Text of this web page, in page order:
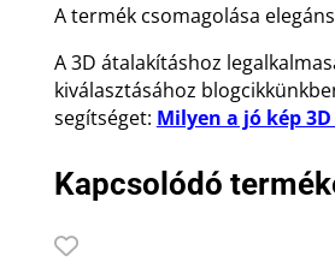
A termék csomagolása
A 3D átalakításhoz
kiválasztásához
segítséget: Milyen a jó kép
Kapcsolódó